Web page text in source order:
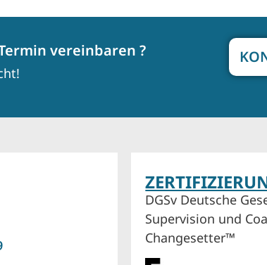
vereinbaren ?
DGSv Deutsche
Supervision und
Changesetter™